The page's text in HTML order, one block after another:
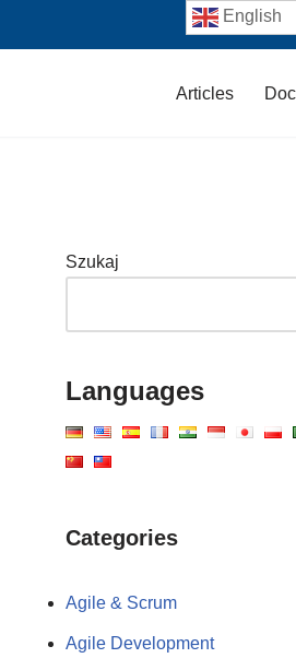
Articles
Szukaj
Languages
Categories
Agile & Scrum
Agile Development
English